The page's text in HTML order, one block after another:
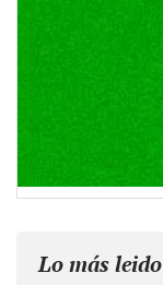
Lo más leido